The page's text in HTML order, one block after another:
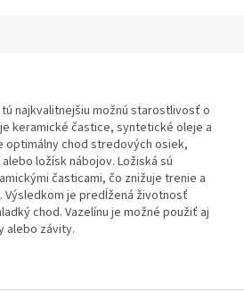
najkvalitnejšiu možnú starostlivosť o
keramické častice, syntetické oleje a
chod stredových osiek,
ložísk nábojov. Ložiská sú
časticami, čo znižuje trenie a
Výsledkom je predĺžená životnosť
chod. Vazelínu je možné použiť aj
alebo závity.